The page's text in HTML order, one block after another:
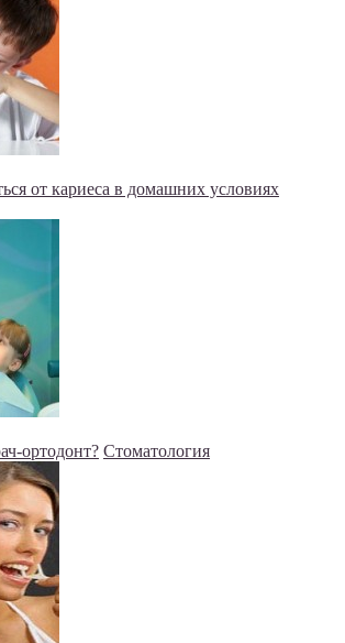
от кариеса в домашних условиях
ортодонт? Стоматология